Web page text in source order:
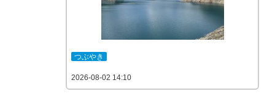
つぶやき
2026-08-02 14:10